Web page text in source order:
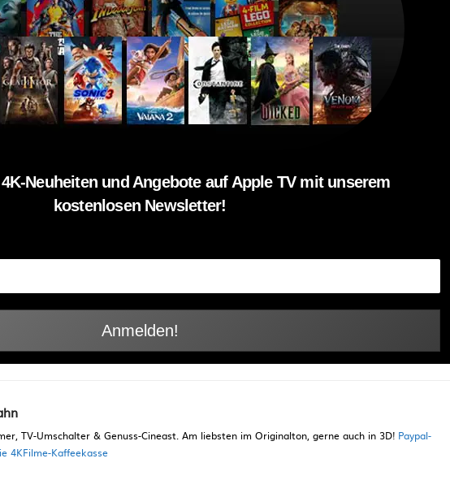
Neuheiten und Angebote auf Apple TV mit unserem
kostenlosen Newsletter!
TV-Umschalter & Genuss-Cineast. Am liebsten im Originalton, gerne auch in 3D! Paypal-
4KFilme-Kaffeekasse